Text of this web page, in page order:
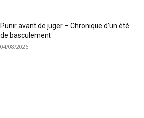
Punir avant de juger – Chronique d’un été
de basculement
04/08/2026